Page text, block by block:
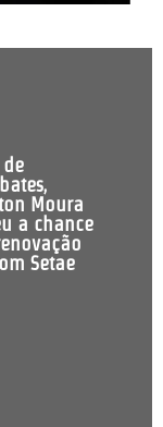
de
Moura
a chance
Setae